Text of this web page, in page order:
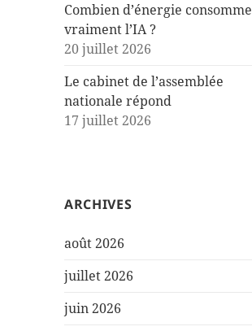
Combien d’énergie consomme
vraiment l’IA ?
20 juillet 2026
Le cabinet de l’assemblée
nationale répond
17 juillet 2026
ARCHIVES
août 2026
juillet 2026
juin 2026